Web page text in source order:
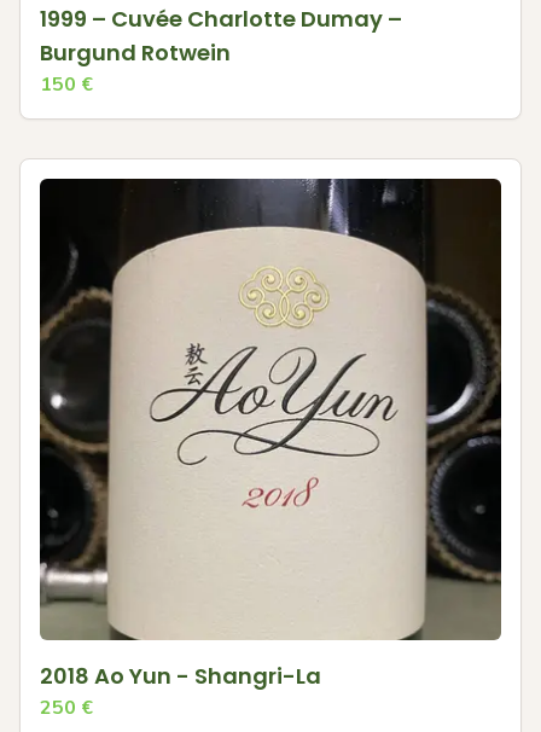
1999 – Cuvée Charlotte Dumay –
Burgund Rotwein
150 €
2018 Ao Yun - Shangri-La
250 €